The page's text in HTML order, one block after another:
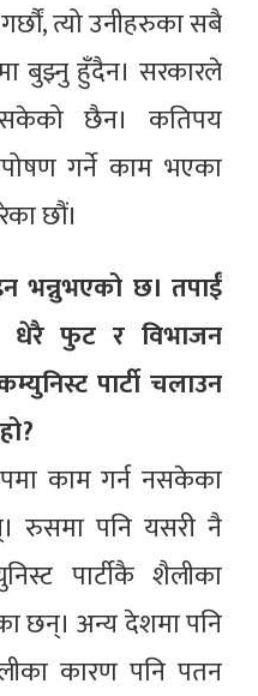
त्यो उनीहरुका सबै
बुझ्नु हुँदैन। सरकारले
सकेको छैन। कतिपय
गर्ने काम भएका
छौं।
भन्नुभएको छ। तपाईं
धेरै फुट र विभाजन
पार्टी चलाउन
काम गर्न नसकेका
रुसमा पनि यसरी नै
पार्टीकै शैलीका
छन्। अन्य देशमा पनि
कारण पनि पतन